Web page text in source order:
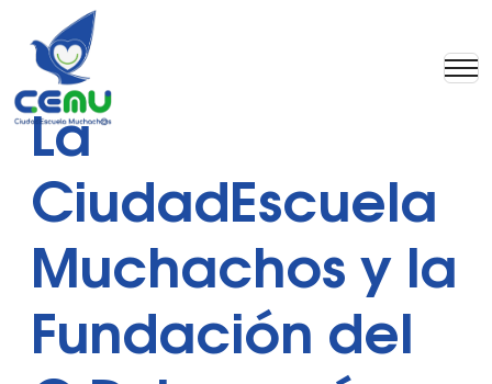
La
CiudadEscuela
Muchachos y la
Fundación del